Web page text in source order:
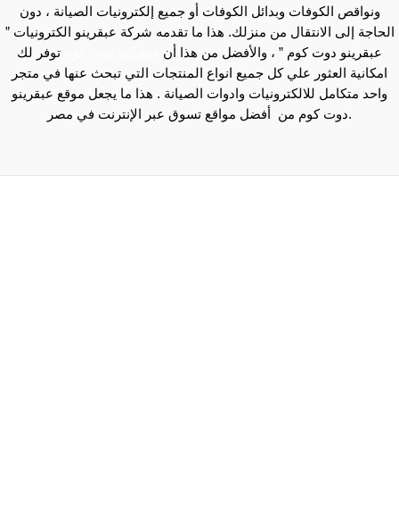
ونواقص الكوفات وبدائل الكوفات أو جميع إلكترونيات الصيانة ، دون
الحاجة إلى الانتقال من منزلك. هذا ما تقدمه شركة عبقرينو الكترونيات ”
عبقرينو دوت كوم ” ، والأفضل من هذا أن
توفر لك
امكانية العثور علي كل جميع انواع المنتجات التي تبحث عنها في متجر
واحد متكامل للالكترونيات وادوات الصيانة . هذا ما يجعل موقع عبقرينو
دوت كوم من أفضل مواقع تسوق عبر الإنترنت في مصر.